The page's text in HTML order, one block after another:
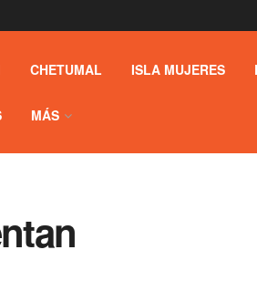
CHETUMAL ISLA MUJERES
MÁS